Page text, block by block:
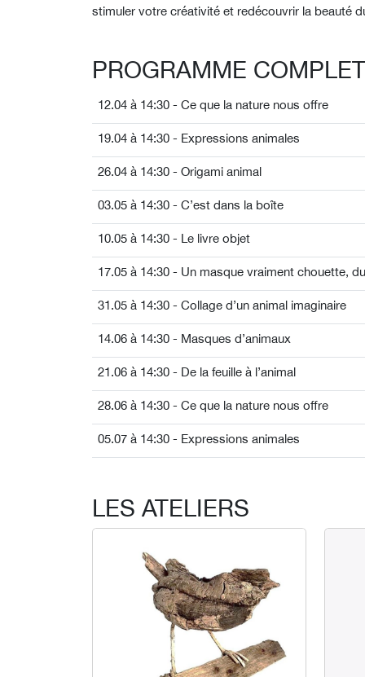
stimuler votre créativité et redécouvrir la beauté
PROGRAMME COMPLET
12.04 à 14:30 - Ce que la nature nous offre
19.04 à 14:30 - Expressions animales
26.04 à 14:30 - Origami animal
03.05 à 14:30 - C’est dans la boîte
10.05 à 14:30 - Le livre objet
17.05 à 14:30 - Un masque vraimentchouette,
31.05 à 14:30 - Collage d’un animal imaginaire
14.06 à 14:30 - Masques d’animaux
21.06 à 14:30 - De la feuille à l’animal
28.06 à 14:30 - Ce que la nature nous offre
05.07 à 14:30 - Expressions animales
LES ATELIERS